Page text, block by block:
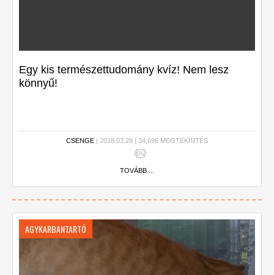
Egy kis természettudomány kvíz! Nem lesz
könnyű!
CSENGE | 2018.03.28 | 34,696 MEGTEKINTÉS
TOVÁBB ...
AGYKARBANTARTÓ